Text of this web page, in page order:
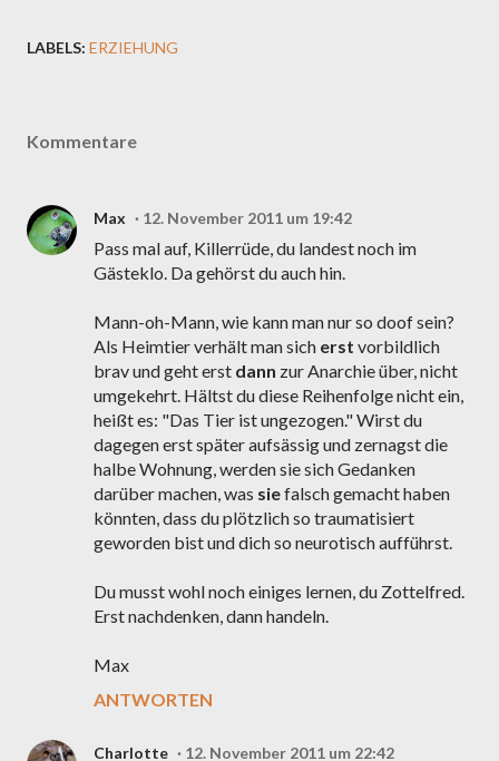
LABELS: ERZIEHUNG
Kommentare
Max 12. November 2011 um 19:42
Pass mal auf, Killerrüde, du landest noch im
Gästeklo. Da gehörst du auch hin.
Mann-oh-Mann, wie kann man nur so doof sein?
Als Heimtier verhält man sich erst vorbildlich
brav und geht erst dann zur Anarchie über, nicht
umgekehrt. Hältst du diese Reihenfolge nicht ein,
heißt es: "Das Tier ist ungezogen." Wirst du
dagegen erst später aufsässig und zernagst die
halbe Wohnung, werden sie sich Gedanken
darüber machen, was siefalsch gemacht haben
könnten, dass du plötzlich so traumatisiert
geworden bist und dich so neurotisch aufführst.
Du musst wohl noch einiges lernen, du Zottelfred.
Erst nachdenken, dann handeln.
Max
ANTWORTEN
Charlotte 12. November 2011 um 22:42